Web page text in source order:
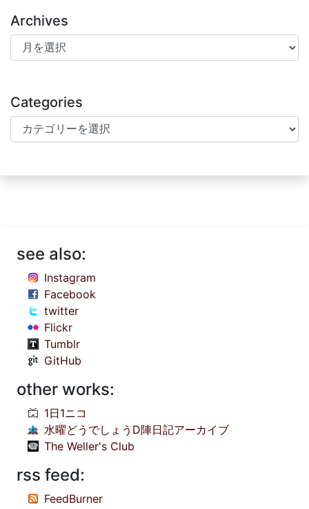
Archives
Archives
Categories
Categories
see also:
Instagram
Facebook
twitter
Flickr
Tumblr
GitHub
other works:
1日1ニコ
水曜どうでしょうD陣日記アーカイブ
The Weller's Club
rss feed:
FeedBurner